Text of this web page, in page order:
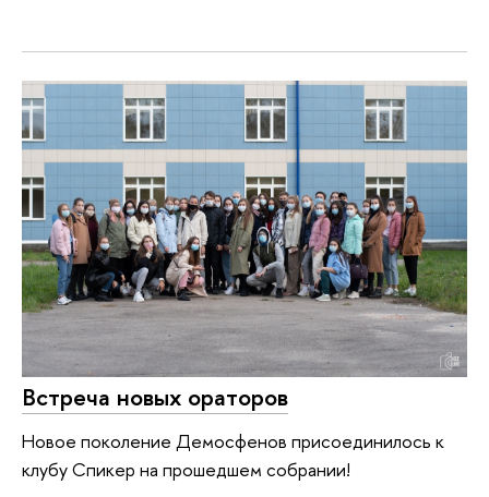
Встреча новых ораторов
Новое поколение Демосфенов присоединилось к
клубу Спикер на прошедшем собрании!